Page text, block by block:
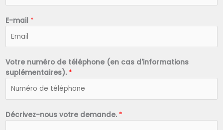
*
E-mail *
Votre numéro de téléphone (en cas d'informations
suplémentaires). *
Décrivez-nous votre demande. *